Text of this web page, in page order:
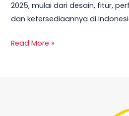
2025, mulai dari desain, fitur,
dan ketersediaannya di
Read More »